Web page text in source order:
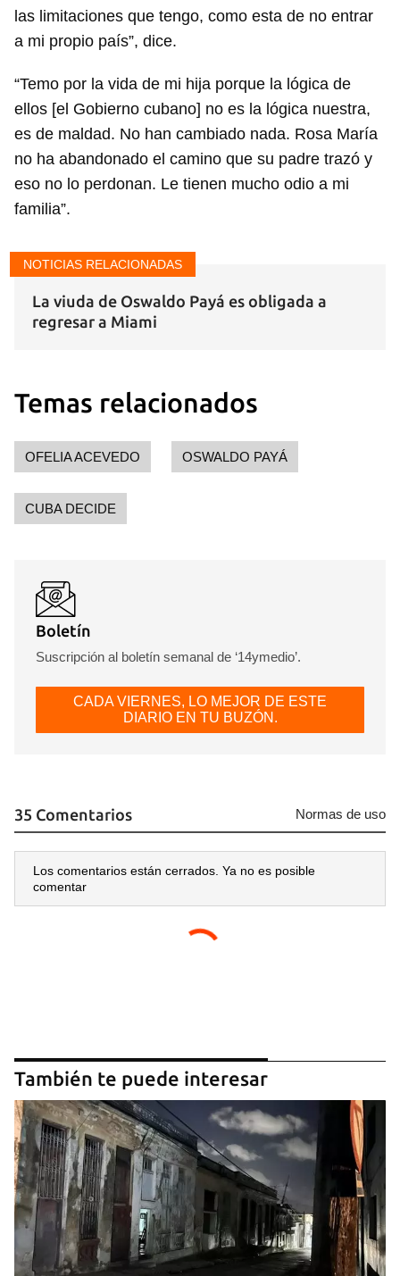
INICIAR SESIÓN
las limitaciones que tengo, como esta de no entrar
a mi propio país”, dice.
“Temo por la vida de mi hija porque la lógica de
ellos [el Gobierno cubano] no es la lógica nuestra,
es de maldad. No han cambiado nada. Rosa María
no ha abandonado el camino que su padre trazó y
eso no lo perdonan. Le tienen mucho odio a mi
familia”.
NOTICIAS RELACIONADAS
La viuda de Oswaldo Payá es obligada a
regresar a Miami
Temas relacionados
OFELIA ACEVEDO OSWALDO PAYÁ
CUBA DECIDE
Boletín
Suscripción al boletín semanal de ‘14ymedio’.
CADA VIERNES, LO MEJOR DE ESTE
DIARIO EN TU BUZÓN.
35 Comentarios Normas de uso
Los comentarios están cerrados. Ya no es posible
comentar
También te puede interesar